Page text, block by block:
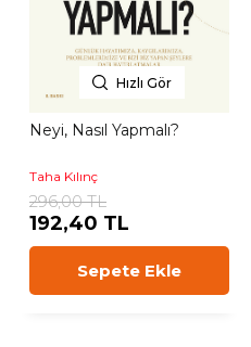
Hızlı Gör
Neyi, Nasıl Yapmalı?
Taha Kılınç
296,00 TL
192,40 TL
Sepete Ekle